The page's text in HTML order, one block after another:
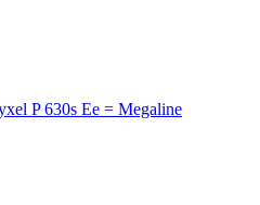
P 630s Ee = Megaline